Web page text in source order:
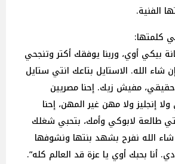
الفنية.
كلمتها:
بيكي أوي، وربنا يوفقك أكتر وتنجحي
شاء الله. الاستايل بتاعك انتي ستايل
مفيش زيك. إحنا مصريين
إنجليز ولا مهن غير المهن، إحنا
طالعة لابوكي وأمك، بتحبي شغلك
الله نفرح بشهد بنتها ونشوفها
أنا بحبك أوي يا عزة قد العالم كله”.